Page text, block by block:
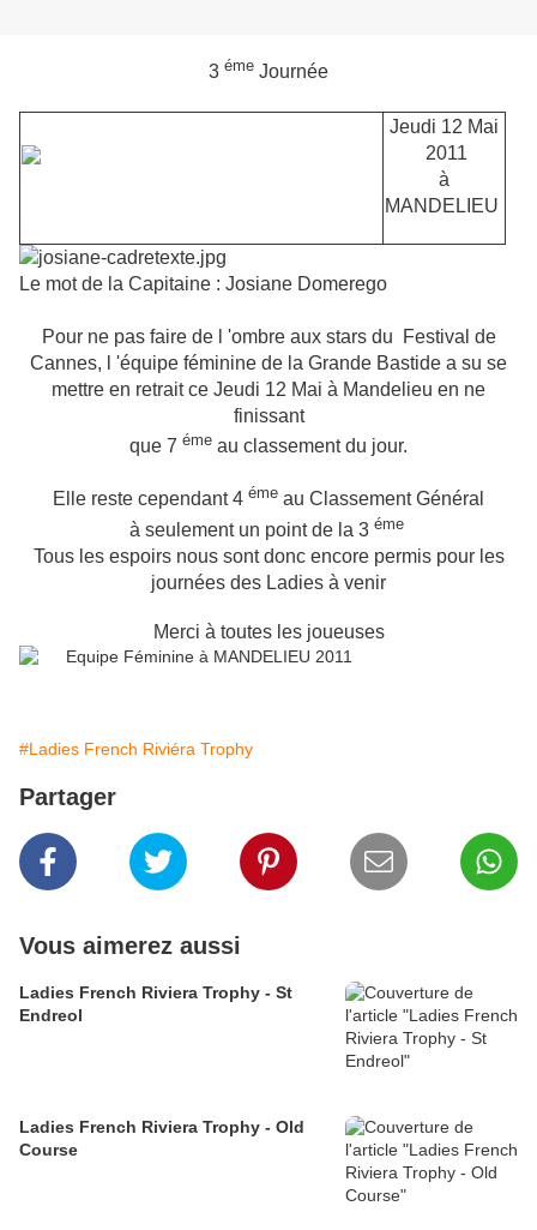
3 éme Journée
Jeudi 12 Mai
2011
à
MANDELIEU
Le mot de la Capitaine : Josiane Domerego
Pour ne pas faire de l 'ombre aux stars du Festival de
Cannes, l 'équipe féminine de la Grande Bastide a su se
mettre en retrait ce Jeudi 12 Mai à Mandelieu en ne
finissant
que 7 éme au classement du jour.
Elle reste cependant 4 éme au Classement Général
à seulement un point de la 3 éme
Tous les espoirs nous sont donc encore permis pour les
journées des Ladies à venir
Merci à toutes les joueuses
#Ladies French Riviéra Trophy
Partager
Vous aimerez aussi
Ladies French Riviera Trophy - St
Endreol
Ladies French Riviera Trophy - Old
Course